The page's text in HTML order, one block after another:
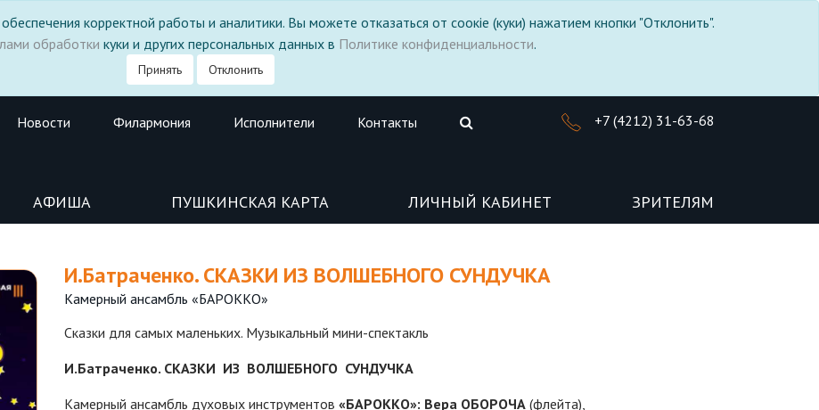
корректной работы и аналитики. Вы можете отказаться от соокіе (куки) нажатием кнопки "Отклонить".
обработки куки и других персональных данных в Политике конфиденциальности.
Принять Отклонить
Новости Филармония Исполнители Контакты +7 (4212) 31-63-68
АФИША ПУШКИНСКАЯ КАРТА ЛИЧНЫЙ КАБИНЕТ ЗРИТЕЛЯМ
И.Батраченко. СКАЗКИ ИЗ ВОЛШЕБНОГО СУНДУЧКА
Камерный ансамбль «БАРОККО»
Сказки для самых маленьких. Музыкальный мини-спектакль
И.Батраченко. СКАЗКИ ИЗ ВОЛШЕБНОГО СУНДУЧКА
Камерный ансамбль духовых инструментов «БАРОККО»: Вера ОБОРОЧА(флейта),